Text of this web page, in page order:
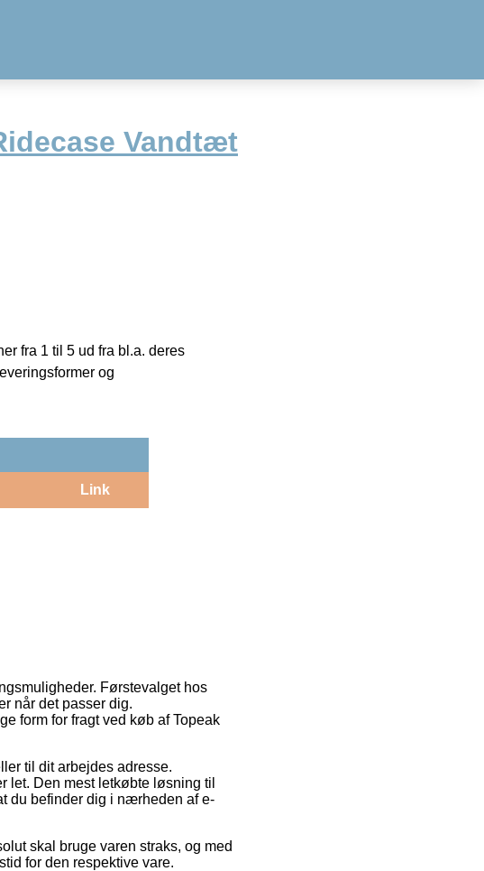
Vandtæt
fra 1 til 5 ud fra bl.a. deres
og
Link
Førstevalget hos
når det passer dig.
form for fragt ved køb af Topeak
til dit arbejdes adresse.
let. Den mest letkøbte løsning til
du befinder dig i nærheden af e-
skal bruge varen straks, og med
for den respektive vare.